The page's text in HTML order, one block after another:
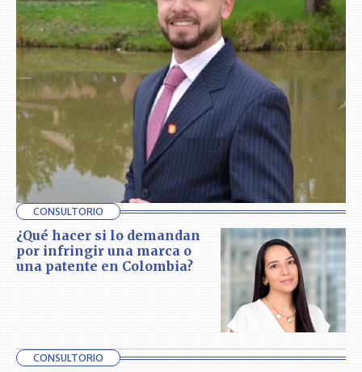
CONSULTORIO
¿Qué hacer si lo demandan
por infringir una marca o
una patente en Colombia?
CONSULTORIO